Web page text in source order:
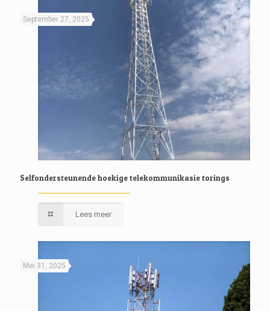
September 27, 2025
Selfondersteunende hoekige telekommunikasie torings
Lees meer
Mei 31, 2025